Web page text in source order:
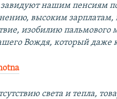
нашим пенсиям
высоким
изобилию
Вождя, который даже
света и тепла,